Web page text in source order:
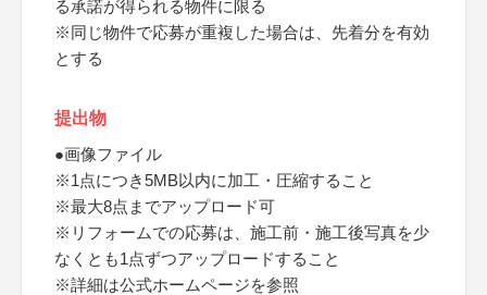
る承諾が得られる物件に限る
※同じ物件で応募が重複した場合は、先着分を有効
とする
提出物
●画像ファイル
※1点につき5MB以内に加工・圧縮すること
※最大8点までアップロード可
※リフォームでの応募は、施工前・施工後写真を少
なくとも1点ずつアップロードすること
※詳細は公式ホームページを参照